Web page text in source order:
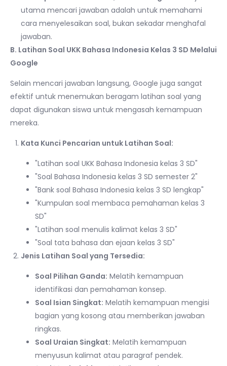
utama mencari jawaban adalah untuk memahami
cara menyelesaikan soal, bukan sekadar menghafal
jawaban.
B. Latihan Soal UKK Bahasa Indonesia Kelas 3 SD Melalui
Google
Selain mencari jawaban langsung, Google juga sangat
efektif untuk menemukan beragam latihan soal yang
dapat digunakan siswa untuk mengasah kemampuan
mereka.
Kata Kunci Pencarian untuk Latihan Soal:
"Latihan soal UKK Bahasa Indonesia kelas 3 SD"
"Soal Bahasa Indonesia kelas 3 SD semester 2"
"Bank soal Bahasa Indonesia kelas 3 SD lengkap"
"Kumpulan soal membaca pemahaman kelas 3
SD"
"Latihan soal menulis kalimat kelas 3 SD"
"Soal tata bahasa dan ejaan kelas 3 SD"
Jenis Latihan Soal yang Tersedia:
Soal Pilihan Ganda: Melatih kemampuan
identifikasi dan pemahaman konsep.
Soal Isian Singkat: Melatih kemampuan mengisi
bagian yang kosong atau memberikan jawaban
ringkas.
Soal Uraian Singkat: Melatih kemampuan
menyusun kalimat atau paragraf pendek.